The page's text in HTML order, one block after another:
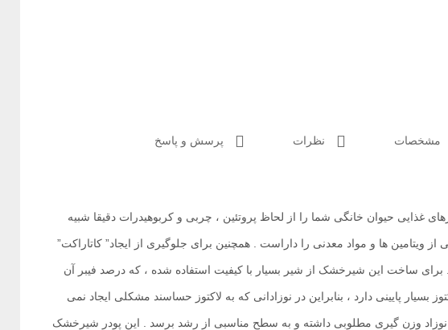
مشخصات نظرات پرسش و پاسخ
غذایی حیوان خانگی شما را از لحاظ پروتئین ، چربی و کربوهیدرات دقیقا شبیه
ویتامین ها و مواد معدنی را داراست . همچنین برای جلوگیری از ایجاد” کاتاراکت”
برای ساخت این شیرخشک از شیر بسیار با کیفیت استفاده شده ، که درصد فیبر آن
پایینی دارد ، بنابراین در نوزادانی که به لاکتوز حساسند مشکلی ایجاد نمی
وزن گیری مطلوبی داشته و به سطح مناسبی از رشد برسد . این پودر شیرخشک